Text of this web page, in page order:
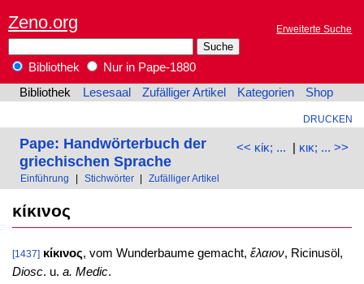
Zeno.org Erweiterte Suche
Bibliothek
Nur in Pape-1880
Bibliothek
Lesesaal Zufälliger Artikel Kategorien Shop
DRUCKEN
<< κίκ; ... | κικ; ... >>
Pape: Handwörterbuch der
griechischen Sprache
Einführung Stichwörter Zufälliger Artikel
κίκινος
[1437] κίκινος, vom Wunderbaume gemacht, ἔλαιον, Ricinusöl,
Diosc. u. a. Medic.